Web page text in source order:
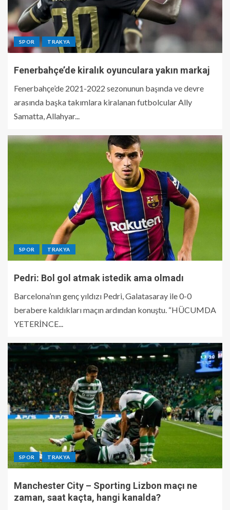
SPOR TRAKYA
Fenerbahçe’de kiralık oyunculara yakın markaj
Fenerbahçe’de 2021-2022 sezonunun başında ve devre
arasında başka takımlara kiralanan futbolcular Ally
Samatta, Allahyar...
SPOR TRAKYA
Pedri: Bol gol atmak istedik ama olmadı
Barcelona’nın genç yıldızı Pedri, Galatasaray ile 0-0
berabere kaldıkları maçın ardından konuştu. “HÜCUMDA
YETERİNCE...
SPOR TRAKYA
Manchester City – Sporting Lizbon maçı ne
zaman, saat kaçta, hangi kanalda?